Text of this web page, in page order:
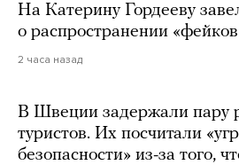
На Катерину Гордееву
о распространении
2 часа назад
В Швеции задержали пару
туристов. Их посчитали
безопасности» из-за того,